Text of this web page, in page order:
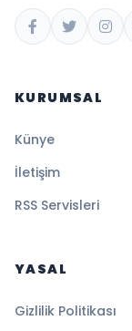
KURUMSAL
Künye
İletişim
RSS Servisleri
YASAL
Gizlilik Politikası